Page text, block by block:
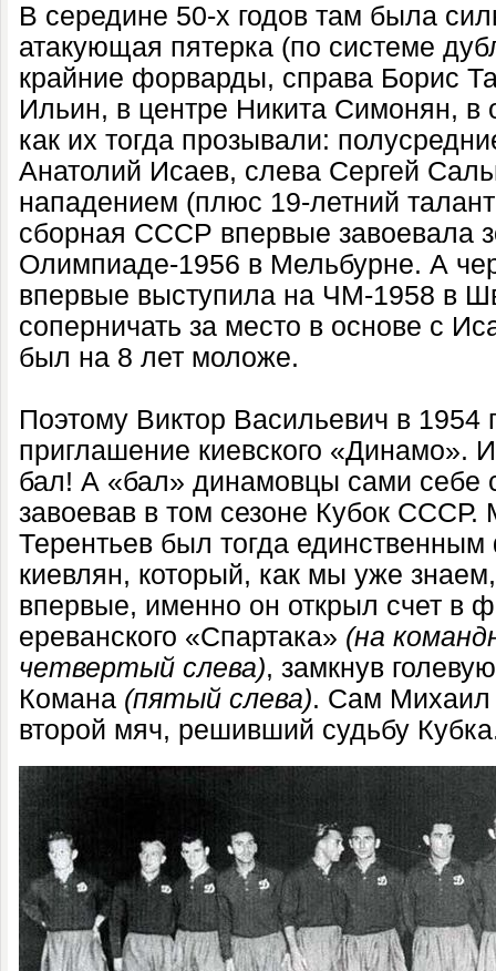
В середине 50-х годов там была
атакующая пятерка (по системе
крайние форварды, справа Борис
Ильин, в центре Никита Симонян, в
как их тогда прозывали:
Анатолий Исаев, слева Сергей
нападением (плюс 19-летний
сборная СССР впервые завоевала
Олимпиаде-1956 в Мельбурне. А
впервые выступила на ЧМ-1958 в
соперничать за место в основе с
был на 8 лет моложе.
Поэтому Виктор Васильевич в 1954
приглашение киевского «Динамо».
бал! А «бал» динамовцы сами себе
завоевав в том сезоне Кубок СССР.
Терентьев был тогда
киевлян, который, как мы уже
впервые, именно он открыл счет в
ереванского «Спартака» (на
четвертый слева), замкнув
Комана (пятый слева). Сам Михаил
второй мяч, решивший судьбу